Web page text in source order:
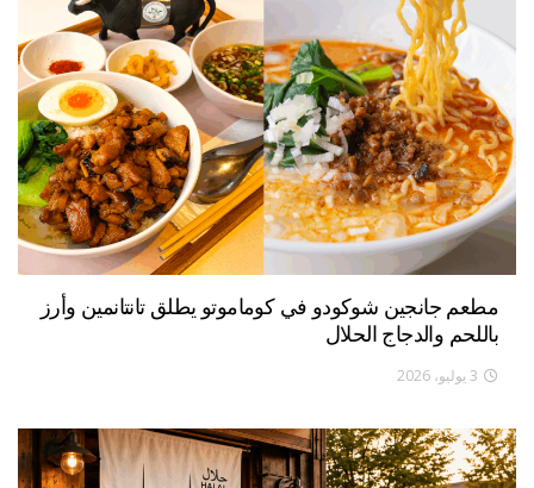
مطعم جانجين شوكودو في كوماموتو يطلق تانتانمين وأرز
باللحم والدجاج الحلال
3 يوليو، 2026